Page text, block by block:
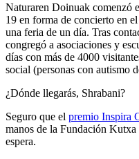
Naturaren Doinuak comenzó
19 en forma de concierto en
una feria de un día. Tras
congregó a asociaciones y
días con más de 4000
social (personas con autismo
¿Dónde llegarás, Shrabani?
Seguro que el premio Inspira
manos de la Fundación
espera.